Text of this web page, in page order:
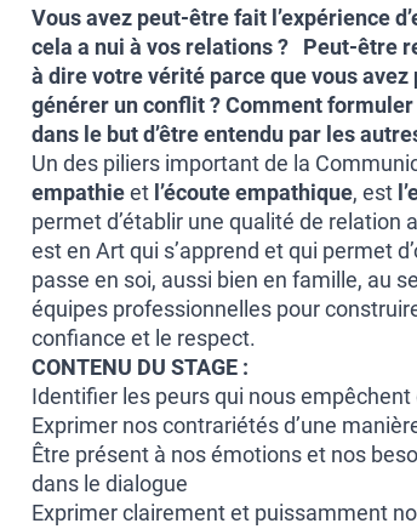
Vous avez peut-être fait l’expérience
cela a nui à vos relations ? Peut-être
à dire votre vérité parce que vous avez
générer un conflit ? Comment
dans le but d’être entendu par les
Un des piliers important de la
empathieet l’écoute empathique, est
permet d’établir une qualité de relation
est en Art qui s’apprend et qui permet
passe en soi, aussi bien en famille, au
équipes professionnelles pour
confiance et le respect.
CONTENU DU STAGE :
Identifier les peurs qui nous empêchent
Exprimer nos contrariétés d’une
Être présent à nos émotions et nos
dans le dialogue
Exprimer clairement et puissamment